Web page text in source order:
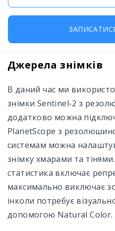
Додати поле
Моніторинг
Погода
Скаутинг
Карти
Журнал Робіт
Менеджер Даних
Менеджер Полів
Джерела знімків
В даний час ми
знімки Sentinel-2 з
додатково можна
PlanetScope з
системам можна
знімку хмарами та
статистика включає
максимально виключає
інколи потребує
допомогою Natural Color.